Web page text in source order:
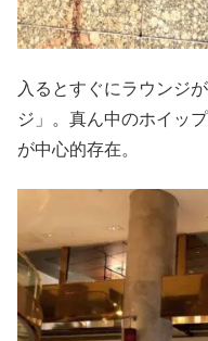
入るとすぐにラウンジ
ジ」。真ん中のホイッ
が中心的存在。